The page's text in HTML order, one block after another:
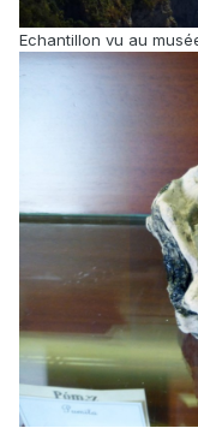
Echantillon vu au